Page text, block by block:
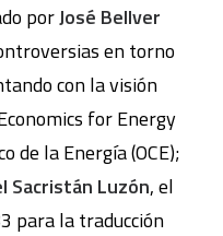
porJosé Bellver
en torno
con la visión
for Energy
de la Energía (OCE);
Sacristán Luzón, el
para la traducción